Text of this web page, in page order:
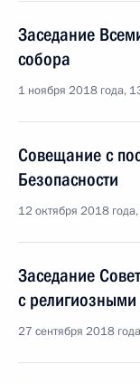
Заседание
собора
1 ноября 2018 года,
Совещание с
Безопасности
12 октября 2018
Заседание
с
27 сентября 2018